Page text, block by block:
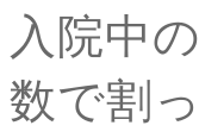
入院中
数で割